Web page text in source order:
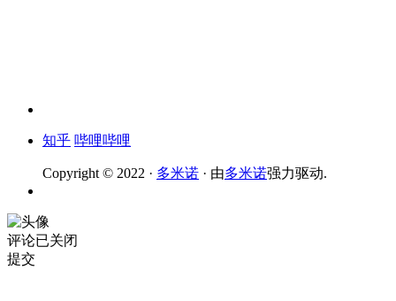
知乎 哔哩哔哩
Copyright © 2022 · 多米诺 · 由多米诺强力驱动.
评论已关闭
提交